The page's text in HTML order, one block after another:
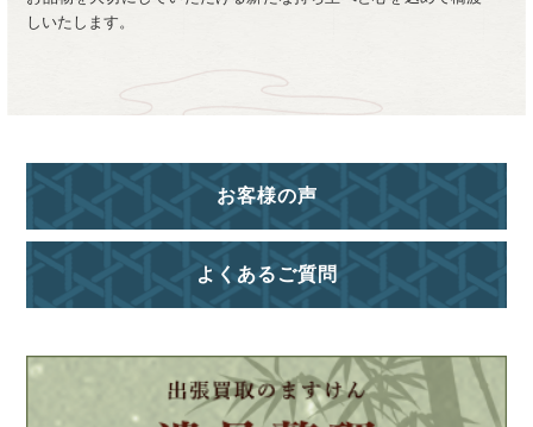
しいたします。
お客様の声
よくあるご質問